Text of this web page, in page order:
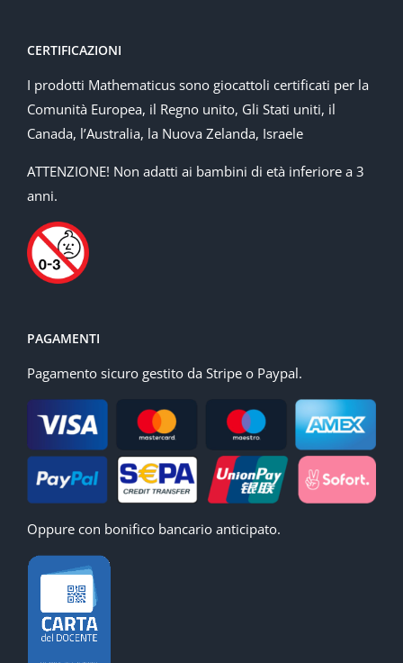
CERTIFICAZIONI
I prodotti Mathematicus sono giocattoli certificati per la
Comunità Europea, il Regno unito, Gli Stati uniti, il
Canada, l’Australia, la Nuova Zelanda, Israele
ATTENZIONE! Non adatti ai bambini di età inferiore a 3
anni.
PAGAMENTI
Pagamento sicuro gestito da Stripe o Paypal.
Oppure con bonifico bancario anticipato.